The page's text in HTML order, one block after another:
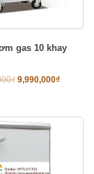
gas 10 khay
₫ 9,990,000₫